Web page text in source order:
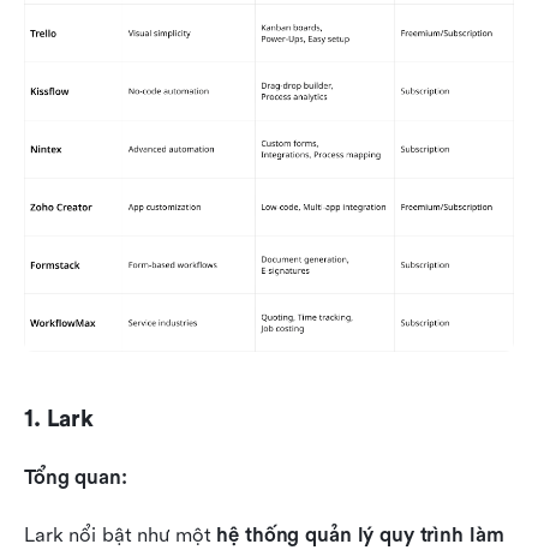
1. Lark
Tổng quan:
Lark nổi bật như một hệ thống quản lý quy trình làm